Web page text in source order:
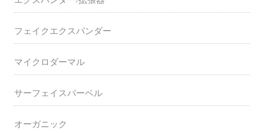
フェイクエクスパンダー
マイクロダーマル
サーフェイスバーベル
オーガニック